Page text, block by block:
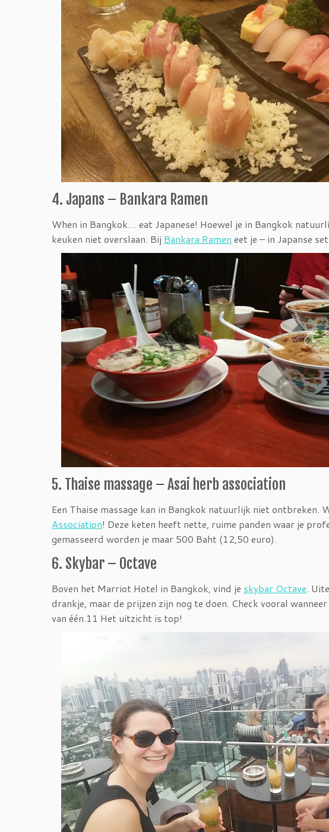
4. Japans – Bankara Ramen
When in Bangkok… eat Japanese! Hoewel je in Bangkok
keuken niet overslaan. Bij Bankara Ramen eet je – in Japanse
5. Thaise massage – Asai herb association
Een Thaise massage kan in Bangkok natuurlijk niet ontbreken.
Association! Deze keten heeft nette, ruime panden waar je
gemasseerd worden je maar 500 Baht (12,50 euro).
6. Skybar – Octave
Boven het Marriot Hotel in Bangkok, vind je skybar Octave.
drankje, maar de prijzen zijn nog te doen. Check vooral
van één.11 Het uitzicht is top!